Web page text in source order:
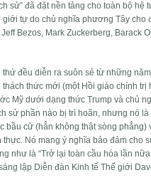
sử” đã đặt nền tảng cho toàn bộ
tự do chủ nghĩa phương Tây
Bezos, Mark Zuckerberg, Barack
đều diễn ra suôn sẻ từ những
thức mới (một Hồi giáo chính
Mỹ dưới dạng thức Trump và chủ
sử phần nào bị trì hoãn, nhưng nó
bầu cử (hẳn không thật sòng
Nó mang ý nghĩa bảo đảm cho
như là “Trở lại toàn cầu hóa lần
lập Diễn đàn Kinh tế Thế giới